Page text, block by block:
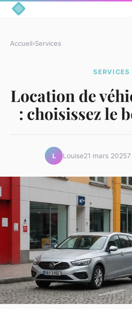
Accueil›Services
SERVICES
Location de
: choisissez le
L Louise21 mars 2025